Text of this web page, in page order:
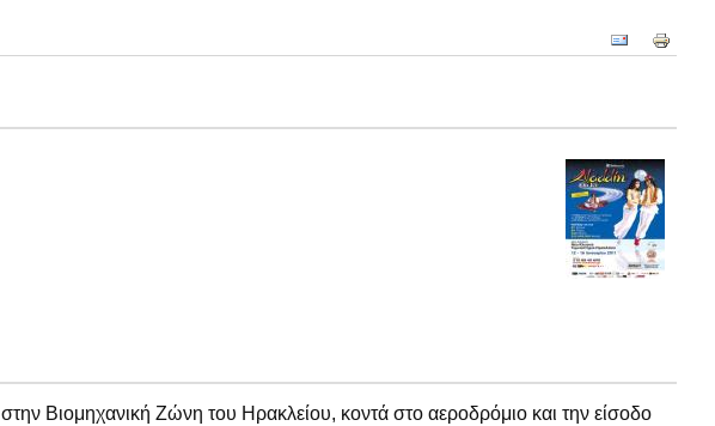
στην Βιομηχανική Ζώνη του Ηρακλείου, κοντά στο αεροδρόμιο και την είσοδο